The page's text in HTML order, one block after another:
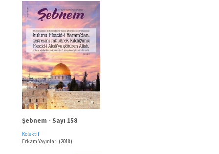
Şebnem - Sayı 158
Kolektif
Erkam Yayınları (2018)